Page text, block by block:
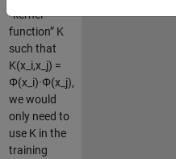
“kernel
function” K
such that
K(x_i,x_j) =
Φ(x_i)·Φ(x_j),
we would
only need to
use K in the
training